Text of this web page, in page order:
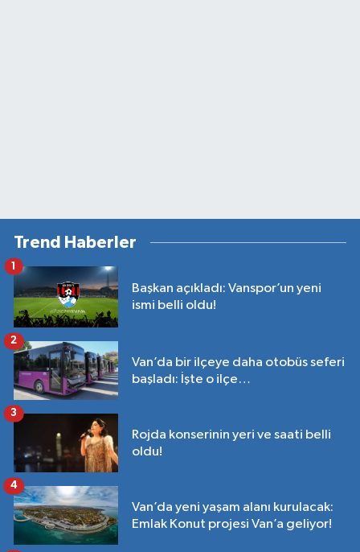
Trend Haberler
Başkan açıkladı: Vanspor’un yeni
ismi belli oldu!
1
Van’da bir ilçeye daha otobüs seferi
başladı: İşte o ilçe…
2
Rojda konserinin yeri ve saati belli
oldu!
3
Van’da yeni yaşam alanı kurulacak:
Emlak Konut projesi Van’a geliyor!
4